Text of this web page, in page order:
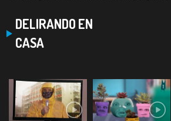
DELIRANDO EN
CASA